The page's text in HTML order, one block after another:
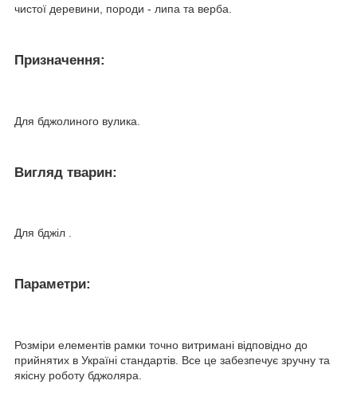
чистої деревини, породи - липа та верба.
Призначення:
Для бджолиного вулика.
Вигляд тварин:
Для бджіл .
Параметри:
Розміри елементів рамки точно витримані відповідно до
прийнятих в Україні стандартів. Все це забезпечує зручну та
якісну роботу бджоляра.